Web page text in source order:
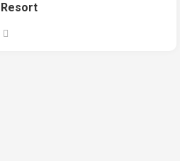
Resort